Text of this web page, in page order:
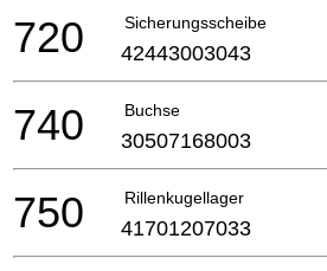
Sicherungsscheibe
720 42443003043
Buchse
740 30507168003
Rillenkugellager
750 41701207033